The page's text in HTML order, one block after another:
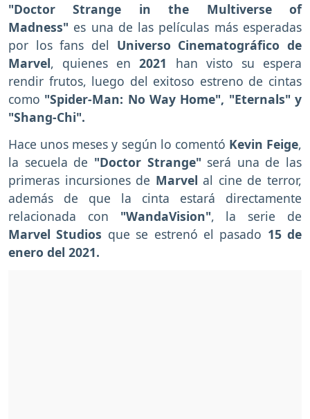
"Doctor Strange in the Multiverse of
Madness" es una de las películas más esperadas
por los fans del Universo Cinematográfico de
Marvel, quienes en2021 han visto su espera
rendir frutos, luego del exitoso estreno de cintas
como "Spider-Man: No Way Home", "Eternals" y
"Shang-Chi".
Hace unos meses y según lo comentó Kevin Feige,
la secuela de "Doctor Strange" será una de las
primeras incursiones de Marvel al cine de terror,
además de que la cinta estará directamente
relacionada con "WandaVision", la serie de
Marvel Studios que se estrenó el pasado 15 de
enero del 2021.